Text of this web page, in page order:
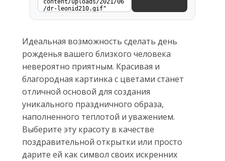
Идеальная возможность сделать день
рожденья вашего близкого человека
невероятно приятным. Красивая и
благородная картинка с цветами станет
отличной основой для создания
уникального праздничного образа,
наполненного теплотой и уважением.
Выберите эту красоту в качестве
поздравительной открытки или просто
дарите ей как символ своих искренних